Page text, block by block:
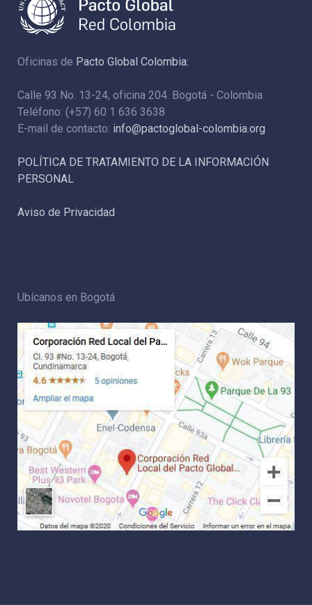
Oficinas de Pacto Global Colombia:
Calle 93 No. 13-24, oficina 204. Bogotá - Colombia
Teléfono: (+57) 60 1 636 3638
E-mail de contacto: info@pactoglobal-colombia.org
POLÍTICA DE TRATAMIENTO DE LA INFORMACIÓN
PERSONAL
Aviso de Privacidad
Ubícanos en Bogotá